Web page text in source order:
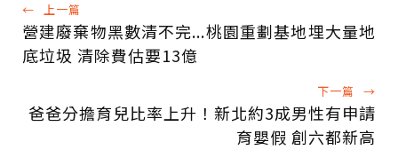
← 上一篇
營建廢棄物黑數清不完...桃園重劃基地埋大量地
底垃圾 清除費估要13億
下一篇 →
爸爸分擔育兒比率上升！新北約3成男性有申請
育嬰假 創六都新高